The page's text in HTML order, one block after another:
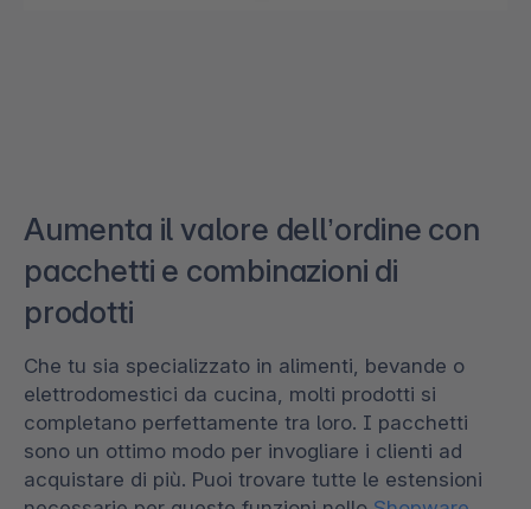
Aumenta il valore dell’ordine con
pacchetti e combinazioni di
prodotti
Che tu sia specializzato in alimenti, bevande o
elettrodomestici da cucina, molti prodotti si
completano perfettamente tra loro. I pacchetti
sono un ottimo modo per invogliare i clienti ad
acquistare di più. Puoi trovare tutte le estensioni